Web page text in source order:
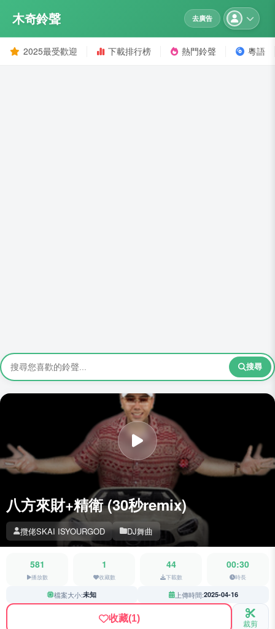
木奇鈴聲 去廣告
2025最受歡迎 下載排行榜 熱門鈴聲 粵語
搜尋
八方來財+精衛 (30秒remix)
攬佬SKAI ISYOURGOD DJ舞曲
581
播放數
1
收藏數
44
下載數
00:30
時長
檔案大小:未知 上傳時間:2025-04-16
收藏(1) 裁剪